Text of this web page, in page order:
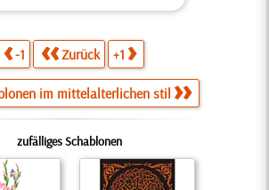
-1 Zurück +1
im mittelalterlichen stil
zufälliges Schablonen